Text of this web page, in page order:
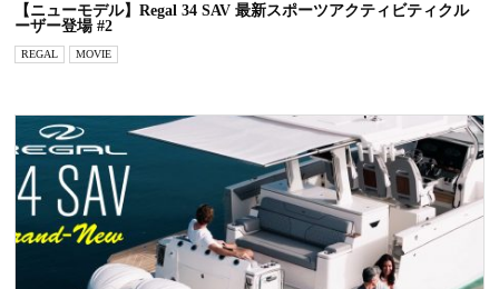
【ニューモデル】Regal 34 SAV 最新スポーツアクティビティクル
ーザー登場 #2
REGAL MOVIE